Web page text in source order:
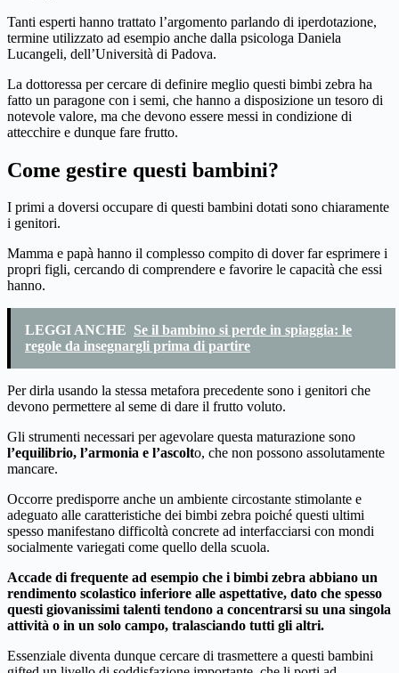
Tanti esperti hanno trattato l’argomento parlando di iperdotazione,
termine utilizzato ad esempio anche dalla psicologa Daniela
Lucangeli, dell’Università di Padova.
La dottoressa per cercare di definire meglio questi bimbi zebra ha
fatto un paragone con i semi, che hanno a disposizione un tesoro di
notevole valore, ma che devono essere messi in condizione di
attecchire e dunque fare frutto.
Come gestire questi bambini?
I primi a doversi occupare di questi bambini dotati sono chiaramente
i genitori.
Mamma e papà hanno il complesso compito di dover far esprimere i
propri figli, cercando di comprendere e favorire le capacità che essi
hanno.
LEGGI ANCHE Se il bambino si perde in spiaggia: le
regole da insegnargli prima di partire
Per dirla usando la stessa metafora precedente sono i genitori che
devono permettere al seme di dare il frutto voluto.
Gli strumenti necessari per agevolare questa maturazione sono
l’equilibrio, l’armonia e l’ascolto, che non possono assolutamente
mancare.
Occorre predisporre anche un ambiente circostante stimolante e
adeguato alle caratteristiche dei bimbi zebra poiché questi ultimi
spesso manifestano difficoltà concrete ad interfacciarsi con mondi
socialmente variegati come quello della scuola.
Accade di frequente ad esempio che i bimbi zebra abbiano un
rendimento scolastico inferiore alle aspettative, dato che spesso
questi giovanissimi talenti tendono a concentrarsi su una singola
attività o in un solo campo, tralasciando tutti gli altri.
Essenziale diventa dunque cercare di trasmettere a questi bambini